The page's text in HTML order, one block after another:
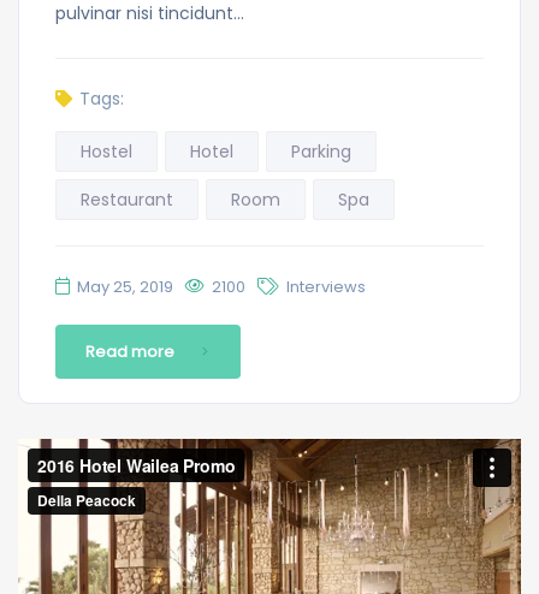
pulvinar nisi tincidunt…
Tags:
Hostel Hotel
Parking
Restaurant
Room Spa
May 25, 2019 2100 Interviews
Read more